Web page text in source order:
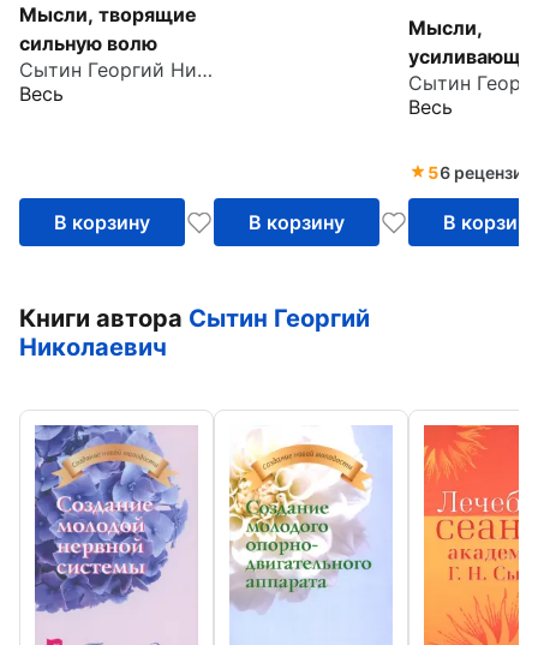
Мысли, творящие
сильную волю
Сытин Георгий Николаевич
Весь
В корзину В корзину
Мысли,
зрение, слух
Весь
56 рецензий
В корзину
Книги автора Сытин Георгий
Николаевич